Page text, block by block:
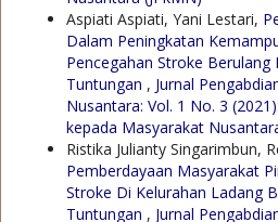
Aspiati Aspiati, Yani Lestari,
Dalam Peningkatan
Pencegahan Stroke
Tuntungan , Jurnal
Nusantara: Vol. 1 No. 3
kepada Masyarakat
Ristika Julianty Singarimbun,
Pemberdayaan Masyarakat
Stroke Di Kelurahan Ladang
Tuntungan , Jurnal